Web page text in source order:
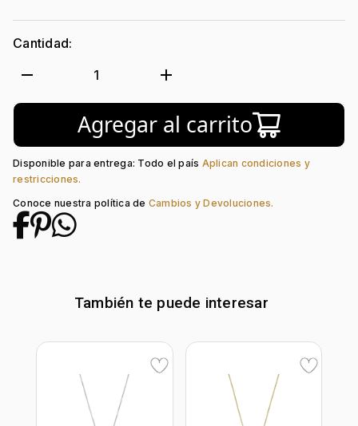
Género: Mujer
Tono Metal:
Metal: Oro 18 Kilates
Uñas
Tipo de terminado: Rodinado
Tipo de Broche: Reasa
Peso piedra central:
Piedra central: Esmeralda Laboratorio
Cantidad:
remove 1 add
Agregar al carrito
Disponible para entrega: Todo el país Aplican condiciones y
restricciones.
Conoce nuestra política de Cambios y Devoluciones.
También te puede interesar